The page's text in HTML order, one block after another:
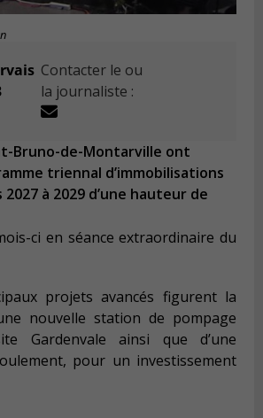
Contacter le ou
la journaliste :
Bruno-de-Montarville ont
triennal d’immobilisations
à 2029 d’une hauteur de
ci en séance extraordinaire du
projets avancés figurent la
nouvelle station de pompage
Gardenvale ainsi que d’une
pour un investissement